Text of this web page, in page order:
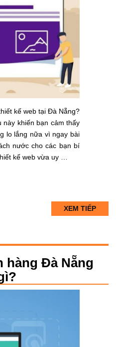
kế web tại Đà Nẵng?
khiến bạn cảm thấy
lo lắng nữa vì ngay bài
nước cho các bạn bí
kế web vừa uy …
XEM TIẾP
hàng Đà Nẵng